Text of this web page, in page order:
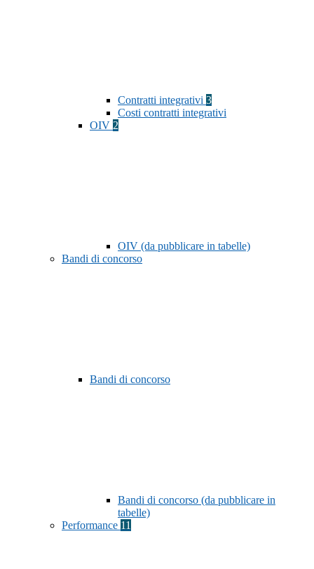
Contratti integrativi 3
Costi contratti integrativi
OIV 2
OIV (da pubblicare in tabelle)
Bandi di concorso
Bandi di concorso
Bandi di concorso (da pubblicare in
tabelle)
Performance 11